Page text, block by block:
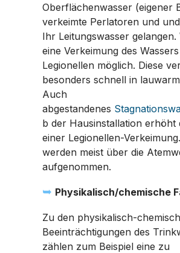
Oberflächenwasser (eigener
verkeimte Perlatoren und
Ihr Leitungswasser gelangen.
eine Verkeimung des
Legionellen möglich. Diese
besonders schnell in
Auch
abgestandenes
b der Hausinstallation erhöht
einer Legionellen-
werden meist über die
aufgenommen.
➥ Physikalisch/chemische
Zu den physikalisch-
Beeinträchtigungen des
zählen zum Beispiel eine zu